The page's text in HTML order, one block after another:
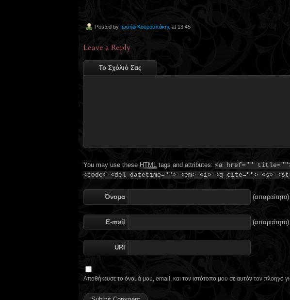
Posted by Ιωσήφ Κουρουπάκης at 13:45
Leave a Reply
Το Σχόλιό Σας
You may use these HTML tags and attributes: <a href=""
<code> <del datetime=""> <em> <i> <q cite=""> <s>
Όνομα (απαραίτητο)
E-mail (απαραίτητο)
URI
Αποθήκευσε το όνομά μου, email, και τον ιστότοπο μου σε αυτόν τον πλοηγό